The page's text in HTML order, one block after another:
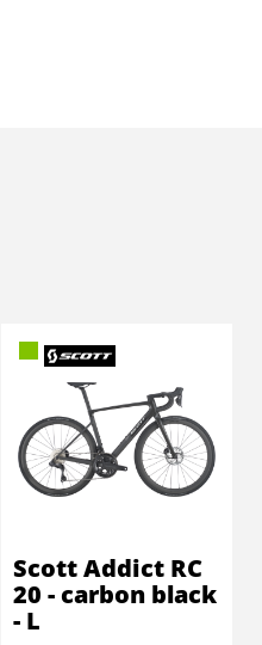
Scott Addict RC
20 - carbon black
- L